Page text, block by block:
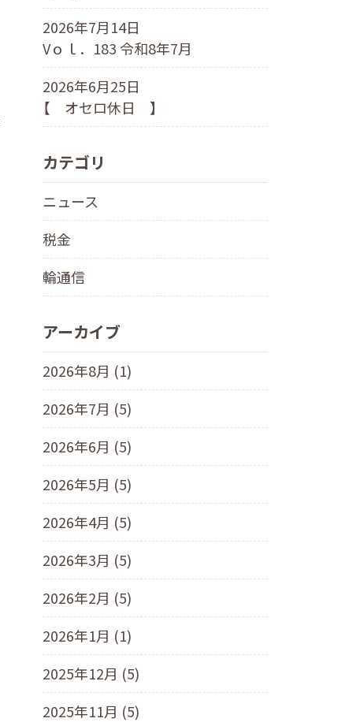
2026年7月14日
Vｏｌ．183 令和8年7月
2026年6月25日
【 オセロ休日 】
カテゴリ
ニュース
税金
輪通信
アーカイブ
2026年8月 (1)
2026年7月 (5)
2026年6月 (5)
2026年5月 (5)
2026年4月 (5)
2026年3月 (5)
2026年2月 (5)
2026年1月 (1)
2025年12月 (5)
2025年11月 (5)